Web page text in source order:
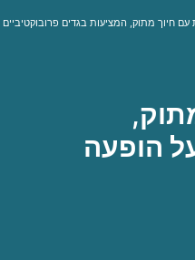
עם חיוך מתוק, המציעות בגדים
הופעה